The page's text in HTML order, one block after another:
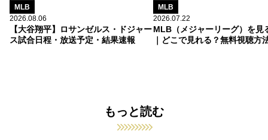
MLB
2026.08.06
【大谷翔平】ロサンゼルス・ドジャー
ス試合日程・放送予定・結果速報
MLB
2026.07.22
MLB（メジャーリーグ）を見
｜どこで見れる？無料視聴方
もっと読む